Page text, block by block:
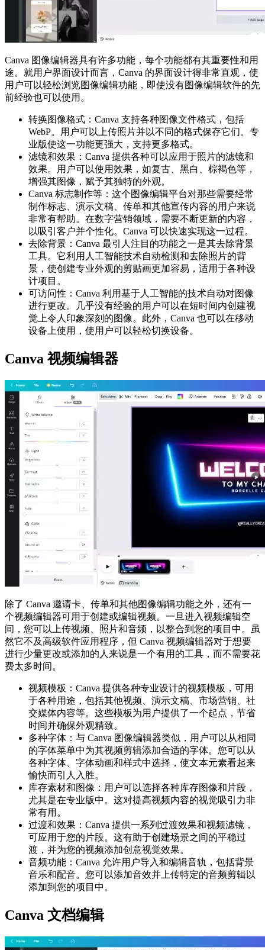
Canva 图像编辑器具有许多功能，每个功能都有其重要性和用
途。就用户界面设计而言，Canva 的界面设计得非常直观，使
用户可以轻松浏览图像编辑功能，即使没有图像编辑软件的先
前经验也可以使用。
转换图像格式：Canva 支持各种图像文件格式，包括
WebP。用户可以上传照片并以不同的格式保存它们。专
业版使这一功能更强大，支持更多格式。
滤镜和效果：Canva 提供各种可以应用于照片的滤镜和
效果。用户可以使用效果，如复古、黑白、棕褐色等，
增强其图像，赋予其独特的外观。
Canva 标志制作等：这个图像编辑平台对那些需要经常
制作标志、演示文稿、传单和其他宣传内容的用户来说
非常有帮助。在数字营销领域，需要不断更新的内容，
以吸引客户并个性化。Canva 可以快速实现这一过程。
去除背景：Canva 最引人注目的功能之一是其去除背景
工具。它利用人工智能技术自动检测和去除照片的背
景，使创建专业外观的剪贴画更加容易，适用于各种设
计项目。
可访问性：Canva 利用基于人工智能的技术自动对图像
进行更改。几乎没有经验的用户可以在短时间内创建视
觉上令人印象深刻的图像。此外，Canva 也可以在移动
设备上使用，使用户可以轻松切换设备。
Canva 视频编辑器
除了 Canva 邀请卡、传单和其他图像编辑功能之外，还有一
个视频编辑器可用于创建或编辑视频。一旦进入视频编辑空
间，您可以上传视频、照片和音频，以整合到您的项目中。虽
然它不及高级软件应用程序，但 Canva 视频编辑器对于想要
进行少量更改或添加的人来说是一个有用的工具，而不需要花
费太多时间。
视频模板：Canva 提供各种专业设计的视频模板，可用
于各种用途，包括其他视频、演示文稿、市场营销、社
交媒体内容等。这些模板为用户提供了一个起点，节省
时间并确保外观精致。
多种字体：与 Canva 图像编辑器类似，用户可以从相同
的字体菜单中为其视频剪辑添加合适的字体。您可以从
各种字体、字体动画和样式中选择，使文本元素看起来
愉快而引人入胜。
库存素材和图像：用户可以选择各种库存图像和片段，
尤其是在专业版中。这对提高视频内容的视觉吸引力非
常有用。
过渡和效果：Canva 提供一系列过渡效果和视频滤镜，
可应用于您的片段。这有助于创建场景之间的平稳过
渡，并为您的视频添加创意视觉效果。
音频功能：Canva 允许用户导入和编辑音轨，包括背景
音乐和配音。您可以添加音效并上传特定的音频剪辑以
添加到您的项目中。
Canva 文档编辑